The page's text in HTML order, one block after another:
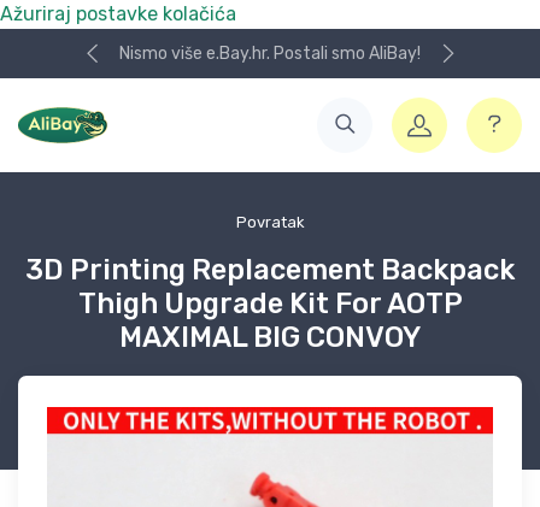
Ažuriraj postavke kolačića
Nismo više e.Bay.hr. Postali smo AliBay!
Povratak
3D Printing Replacement Backpack
Thigh Upgrade Kit For AOTP
MAXIMAL BIG CONVOY